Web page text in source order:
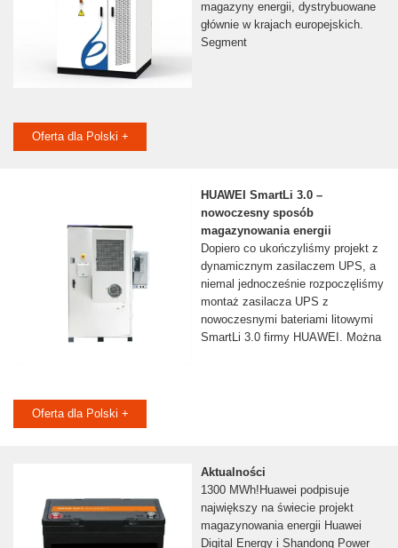
magazyny energii, dystrybuowane
głównie w krajach europejskich.
Segment
Oferta dla Polski +
HUAWEI SmartLi 3.0 –
nowoczesny sposób
magazynowania energii
Dopiero co ukończyliśmy projekt z
dynamicznym zasilaczem UPS, a
niemal jednocześnie rozpoczęliśmy
montaż zasilacza UPS z
nowoczesnymi bateriami litowymi
SmartLi 3.0 firmy HUAWEI. Można
Oferta dla Polski +
Aktualności
1300 MWh!Huawei podpisuje
największy na świecie projekt
magazynowania energii Huawei
Digital Energy i Shandong Power